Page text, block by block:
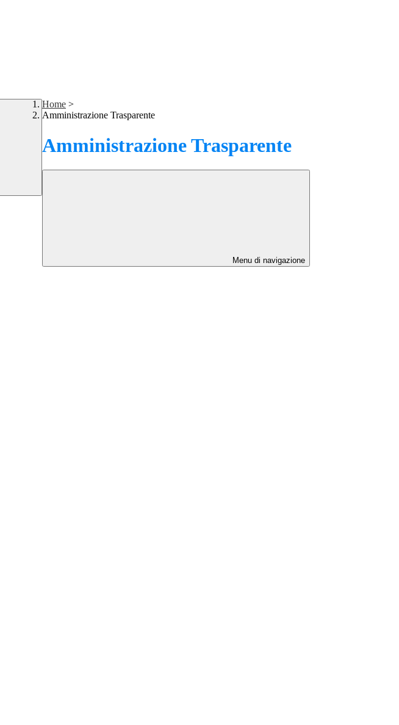
Home >
Amministrazione Trasparente
Amministrazione Trasparente
Menu di navigazione